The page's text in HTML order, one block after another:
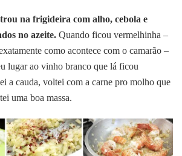
na frigideira com alho, cebola e
no azeite. Quando ficou vermelhinha –
como acontece com o camarão –
lugar ao vinho branco que lá ficou
a cauda, voltei com a carne pro molho que
uma boa massa.